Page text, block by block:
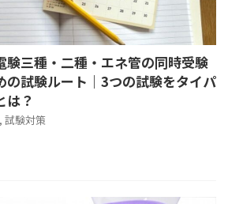
験三種・二種・エネ管の同時受験
の試験ルート｜3つの試験をタイパ
は？
, 試験対策